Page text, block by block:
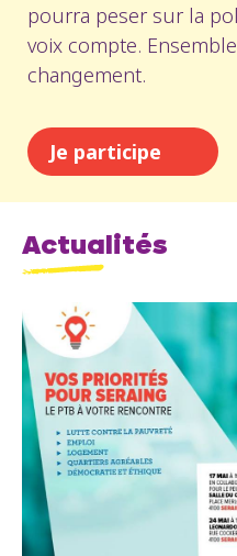
pourra peser sur la
voix compte.
changement.
Je participe
Actualités